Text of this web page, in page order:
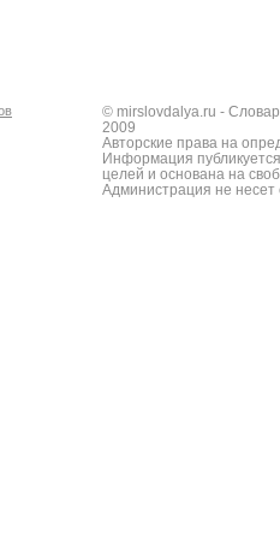
© mirslovdalya.ru -
2009
Авторские права на
Информация
целей и основана на
Администрация не несет